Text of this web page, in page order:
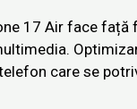
17 Air face față
care se